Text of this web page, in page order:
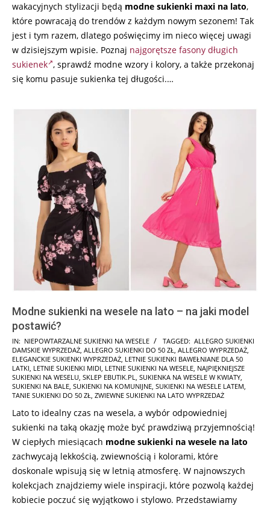
wakacyjnych stylizacji będą modne sukienki maxi na lato,
które powracają do trendów z każdym nowym sezonem! Tak
jest i tym razem, dlatego poświęcimy im nieco więcej uwagi
w dzisiejszym wpisie. Poznaj najgorętsze fasony długich
sukienek , sprawdź modne wzory i kolory, a także przekonaj
się komu pasuje sukienka tej długości.…
Modne sukienki na wesele na lato – na jaki model
postawić?
2026-
06-
15
IN: NIEPOWTARZALNE SUKIENKI NA WESELE TAGGED: ALLEGRO SUKIENKI
DAMSKIE WYPRZEDAŻ, ALLEGRO SUKIENKI DO 50 ZŁ, ALLEGRO WYPRZEDAŻ,
ELEGANCKIE SUKIENKI WYPRZEDAŻ, LETNIE SUKIENKI BAWEŁNIANE DLA 50
LATKI, LETNIE SUKIENKI MIDI, LETNIE SUKIENKI NA WESELE, NAJPIĘKNIEJSZE
SUKIENKI NA WESELU, SKLEP EBUTIK.PL, SUKIENKA NA WESELE W KWIATY,
SUKIENKI NA BALE, SUKIENKI NA KOMUNIJNE, SUKIENKI NA WESELE LATEM,
TANIE SUKIENKI DO 50 ZŁ, ZWIEWNE SUKIENKI NA LATO WYPRZEDAŻ
Lato to idealny czas na wesela, a wybór odpowiedniej
sukienki na taką okazję może być prawdziwą przyjemnością!
W ciepłych miesiącach modne sukienki na wesele na lato
zachwycają lekkością, zwiewnością i kolorami, które
doskonale wpisują się w letnią atmosferę. W najnowszych
kolekcjach znajdziemy wiele inspiracji, które pozwolą każdej
kobiecie poczuć się wyjątkowo i stylowo. Przedstawiamy